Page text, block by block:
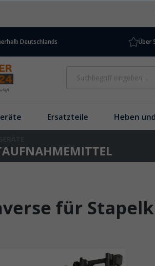
Deutschlands Über
Ersatzteile Heben
für